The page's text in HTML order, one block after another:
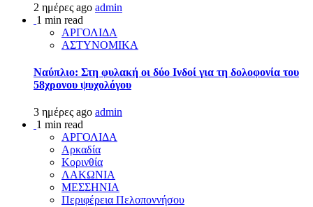
2 ημέρες ago admin
1 min read
ΑΡΓΟΛΙΔΑ
ΑΣΤΥΝΟΜΙΚΑ
Ναύπλιο: Στη φυλακή οι δύο Ινδοί για τη δολοφονία του
58χρονου ψυχολόγου
3 ημέρες ago admin
1 min read
ΑΡΓΟΛΙΔΑ
Αρκαδία
Κορινθία
ΛΑΚΩΝΙΑ
ΜΕΣΣΗΝΙΑ
Περιφέρεια Πελοποννήσου